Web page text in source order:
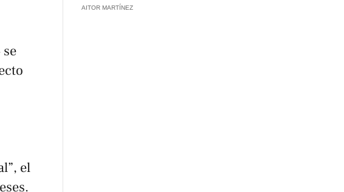
el
AITOR MARTÍNEZ